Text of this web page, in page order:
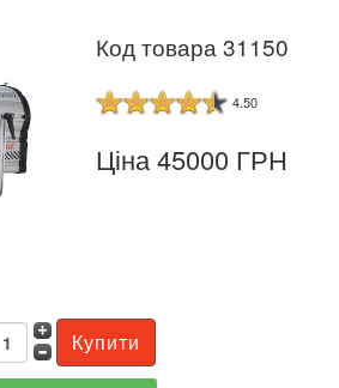
Код товара 31150
4.50
Ціна 45000 ГРН